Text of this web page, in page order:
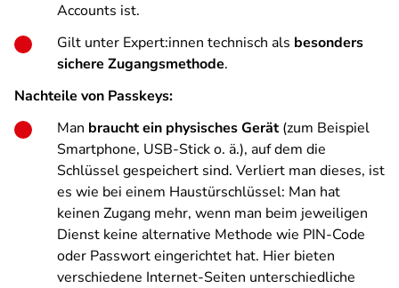
Accounts ist.
Gilt unter Expert:innen technisch als besonders
sichere Zugangsmethode.
Nachteile von Passkeys:
Man braucht ein physisches Gerät(zum Beispiel
Smartphone, USB-Stick o. ä.), auf dem die
Schlüssel gespeichert sind. Verliert man dieses, ist
es wie bei einem Haustürschlüssel: Man hat
keinen Zugang mehr, wenn man beim jeweiligen
Dienst keine alternative Methode wie PIN-Code
oder Passwort eingerichtet hat. Hier bieten
verschiedene Internet-Seiten unterschiedliche